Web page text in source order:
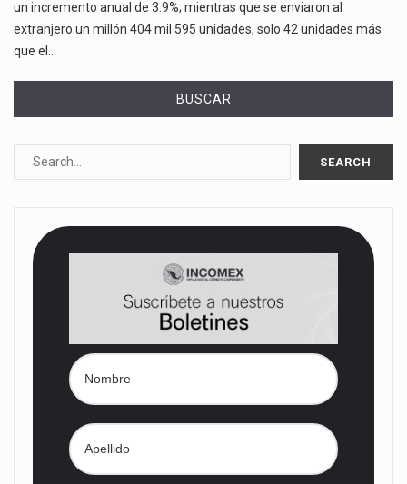
un incremento anual de 3.9%; mientras que se enviaron al
extranjero un millón 404 mil 595 unidades, solo 42 unidades más
que el…
BUSCAR